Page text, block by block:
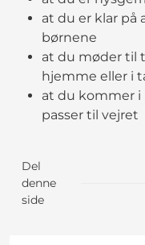
at du er klar på
børnene
at du møder til
hjemme eller i
at du kommer i
passer til vejret
Del
denne
side